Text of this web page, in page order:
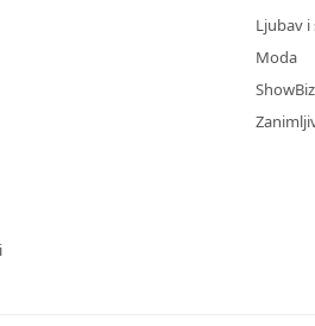
Ljubav i
Moda
ShowBiz